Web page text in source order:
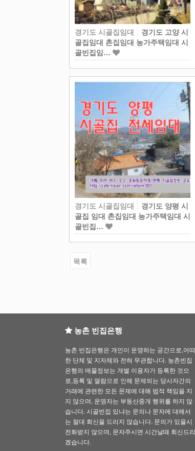
경기도 시골집임대
경기도 고양 시
골집임대 촌집임대 농가주택임대 시
골빈집임…
경기도 시골집임대
경기도 양평 시
골집 임대 촌집임대 농가주택임대 시
골빈집…
목록
농촌 빈집은행
농촌 빈집은행은 개인이 운영하는 공간으로,어떠
한 단체 및 지자체와 전혀 무관합니다. 농촌빈집
은행의 매물정보는 개별 이용자가 등록한 것으
로,등록 및 열람으로 인해 문제되는 당사자간의
거래에 관련한 모든 문제에 대해 법적 책임을 지
지 않으며, 운영자는 부동산중개 행위를 하지 않
습니다. 시골빈집 있냐는 문의나 문자에 대해서
는 절대 회신을 드리지 않습니다. 문의가 있을시
전화받지 않으며, 문자주시면 시간날때 회신드리
겠습니다.